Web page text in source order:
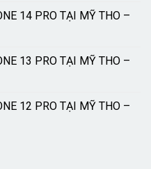
14 PRO TẠI MỸ THO –
13 PRO TẠI MỸ THO –
12 PRO TẠI MỸ THO –